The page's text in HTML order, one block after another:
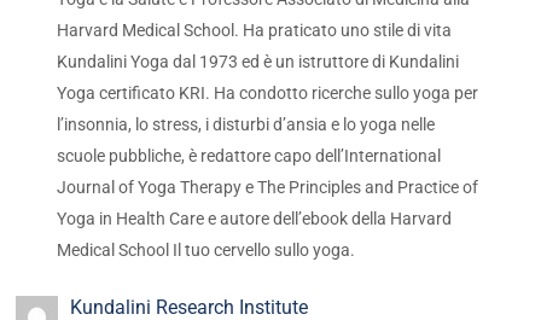
Harvard Medical School. Ha praticato uno stile di vita
Kundalini Yoga dal 1973 ed è un istruttore di Kundalini
Yoga certificato KRI. Ha condotto ricerche sullo yoga per
l’insonnia, lo stress, i disturbi d’ansia e lo yoga nelle
scuole pubbliche, è redattore capo dell’International
Journal of Yoga Therapy e The Principles and Practice of
Yoga in Health Care e autore dell’ebook della Harvard
Medical School Il tuo cervello sullo yoga.
Kundalini Research Institute